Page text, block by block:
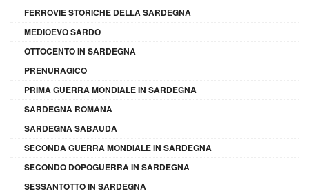
FERROVIE STORICHE DELLA SARDEGNA
MEDIOEVO SARDO
OTTOCENTO IN SARDEGNA
PRENURAGICO
PRIMA GUERRA MONDIALE IN SARDEGNA
SARDEGNA ROMANA
SARDEGNA SABAUDA
SECONDA GUERRA MONDIALE IN SARDEGNA
SECONDO DOPOGUERRA IN SARDEGNA
SESSANTOTTO IN SARDEGNA